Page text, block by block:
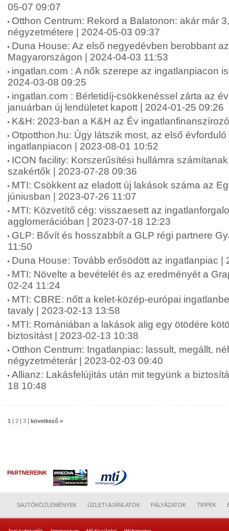
05-07 09:07
Otthon Centrum: Rekord a Balatonon: akár már
négyzetmétere | 2024-05-03 09:37
Duna House: Az első negyedévben berobbant
Magyarországon | 2024-04-03 11:53
ingatlan.com : A nők szerepe az ingatlanpiacon
2024-03-08 09:25
ingatlan.com : Bérletidíj-csökkenéssel zárta az
januárban új lendületet kapott | 2024-01-25 09:26
K&H: 2023-ban a K&H az Év
Otpotthon.hu: Úgy látszik most, az első
ingatlanpiacon | 2023-08-01 10:52
ICON facility: Korszerűsítési hullámra
szakértők | 2023-07-28 09:36
MTI: Csökkent az eladott új lakások száma az
júniusban | 2023-07-26 11:07
MTI: Közvetítő cég: visszaesett az
agglomerációban | 2023-07-18 12:23
GLP: Bővít és hosszabbít a GLP régi partnere
11:50
Duna House: Tovább erősödött az ingatlanpiac |
MTI: Növelte a bevételét és az eredményét a
02-24 11:24
MTI: CBRE: nőtt a kelet-közép-európai
tavaly | 2023-02-13 13:58
MTI: Romániában a lakások alig egy ötödére
biztosítást | 2023-02-13 10:38
Otthon Centrum: Ingatlanpiac: lassult, megállt,
négyzetméterár | 2023-02-03 09:40
Allianz: Lakásfelújítás után mit tegyünk a
18 10:48
1 2 3 következő »
PARTNEREINK
SAJTÓKÖZLEMÉNYEK ÜZLETI AJÁNLATOK PÁLYÁZATOK TIPPEK